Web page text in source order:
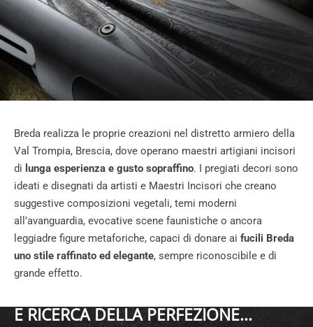
Breda realizza le proprie creazioni nel distretto armiero della
Val Trompia, Brescia, dove operano maestri artigiani incisori
di lunga esperienza e gusto sopraffino. I pregiati decori sono
ideati e disegnati da artisti e Maestri Incisori che creano
suggestive composizioni vegetali, temi moderni
all’avanguardia, evocative scene faunistiche o ancora
leggiadre figure metaforiche, capaci di donare ai fucili Breda
uno stile raffinato ed elegante, sempre riconoscibile e di
grande effetto.
E RICERCA DELLA PERFEZIONE...